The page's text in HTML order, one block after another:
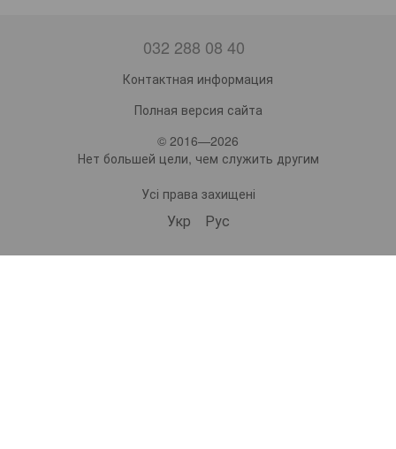
032 288 08 40
Контактная информация
Полная версия сайта
© 2016—2026
Нет большей цели, чем служить другим
Усі права захищені
Укр Рус